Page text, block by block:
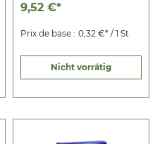
9,52 €*
Prix de base : 0,32 €* / 1 St
Nicht vorrätig